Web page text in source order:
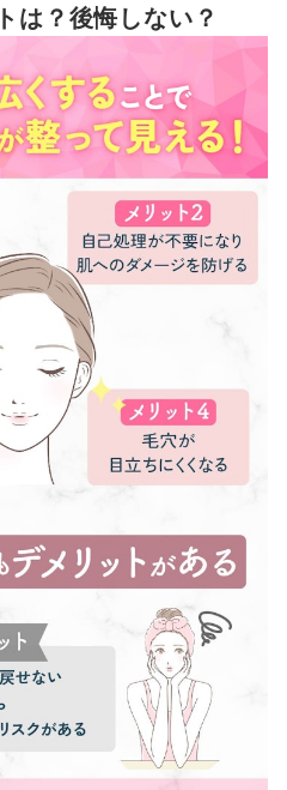
て変わる！脱毛したい部位がしっ
クして
いクリニックを選ぼう
ック全13選おすすめ人気ランキン
クリニック全サービスを徹底比較！
アフターケアが多いほうがおすすめ
は？後悔しない？